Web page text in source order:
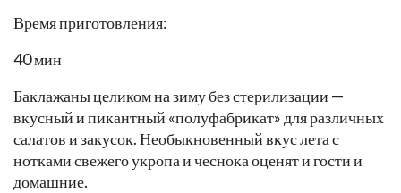
Время приготовления:
40 мин
Баклажаны целиком на зиму без стерилизации —
вкусный и пикантный «полуфабрикат» для различных
салатов и закусок. Необыкновенный вкус лета с
нотками свежего укропа и чеснока оценят и гости и
домашние.